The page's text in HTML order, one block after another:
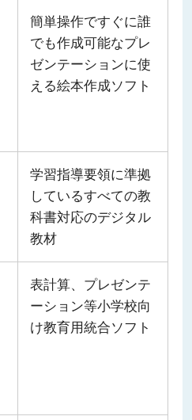
簡単操作ですぐに誰
でも作成可能なプレ
ゼンテーションに使
える絵本作成ソフト
学習指導要領に準拠
しているすべての教
科書対応のデジタル
教材
表計算、プレゼンテ
ーション等小学校向
け教育用統合ソフト